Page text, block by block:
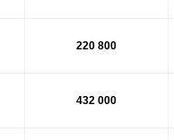
220 800
432 000